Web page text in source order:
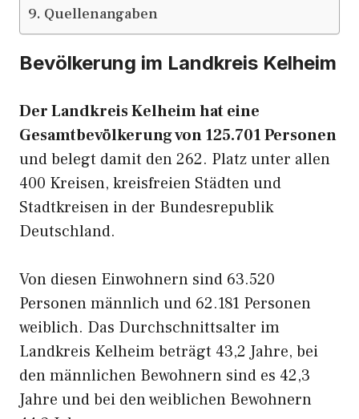
Quellenangaben
Bevölkerung im Landkreis Kelheim
Der Landkreis Kelheim hat eine
Gesamtbevölkerung von 125.701 Personen
und belegt damit den 262. Platz unter allen
400 Kreisen, kreisfreien Städten und
Stadtkreisen in der Bundesrepublik
Deutschland.
Von diesen Einwohnern sind 63.520
Personen männlich und 62.181 Personen
weiblich. Das Durchschnittsalter im
Landkreis Kelheim beträgt 43,2 Jahre, bei
den männlichen Bewohnern sind es 42,3
Jahre und bei den weiblichen Bewohnern